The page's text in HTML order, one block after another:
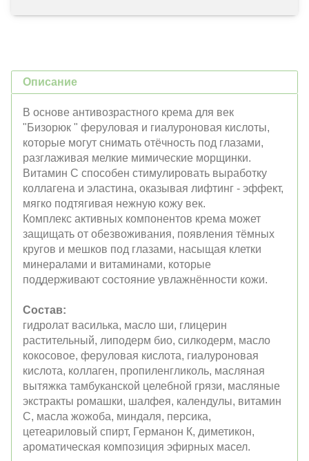
Описание
В основе антивозрастного крема для век
"Бизорюк " феруловая и гиалуроновая кислоты,
которые могут снимать отёчность под глазами,
разглаживая мелкие мимические морщинки.
Витамин С способен стимулировать выработку
коллагена и эластина, оказывая лифтинг - эффект,
мягко подтягивая нежную кожу век.
Комплекс активных компонентов крема может
защищать от обезвоживания, появления тёмных
кругов и мешков под глазами, насыщая клетки
минералами и витаминами, которые
поддерживают состояние увлажнённости кожи.
Состав:
гидролат василька, масло ши, глицерин
растительный, липодерм био, силкодерм, масло
кокосовое, феруловая кислота, гиалуроновая
кислота, коллаген, пропиленгликоль, масляная
вытяжка тамбуканской целебной грязи, масляные
экстракты ромашки, шалфея, календулы, витамин
С, масла жожоба, миндаля, персика,
цетеариловый спирт, Германон К, диметикон,
ароматическая композиция эфирных масел.